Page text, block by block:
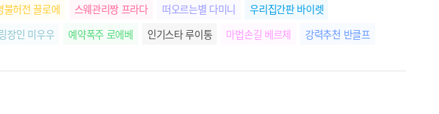
불허전 끌로에 스웨관리짱 프라다 떠오르는별 다미니
우리집간판 바이렛
장인 미우우 예약폭주 로에베 인기스타 루이통 마법손길 베르체 강력추천 반클프